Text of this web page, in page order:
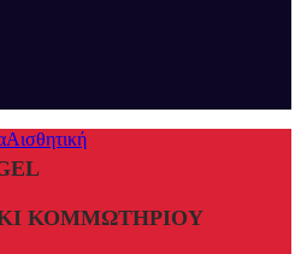
Αισθητική
ΚΟΜΜΩΤΗΡΊΟΥ